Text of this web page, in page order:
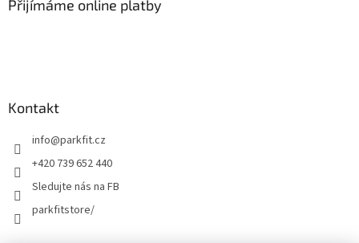
Přijímáme online platby
Kontakt
info@parkfit.cz
+420 739 652 440
Sledujte nás na FB
parkfitstore/